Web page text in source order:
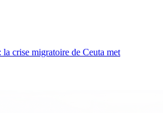
la crise migratoire de Ceuta met